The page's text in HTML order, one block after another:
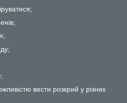
вести розкрий у різних